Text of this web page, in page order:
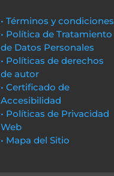
• Términos y condiciones
• Política de Tratamiento
de Datos Personales
• Políticas de derechos
de autor
• Certificado de
Accesibilidad
• Políticas de Privacidad
Web
• Mapa del Sitio